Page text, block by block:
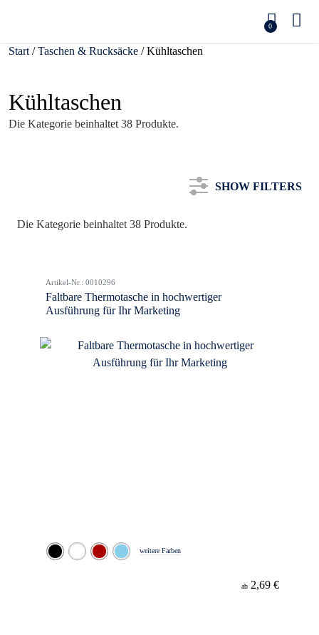
0
Start /Taschen & Rucksäcke / Kühltaschen
Kühltaschen
Die Kategorie beinhaltet 38 Produkte.
SHOW FILTERS
Farbe
Die Kategorie beinhaltet 38 Produkte.
Artikel-Nr.: 0010296
Faltbare Thermotasche in hochwertiger
Ausführung für Ihr Marketing
weitere Farben
ab 2,69 €